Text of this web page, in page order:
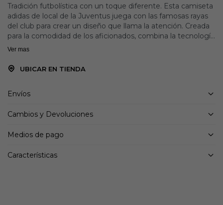
Tradición futbolística con un toque diferente. Esta camiseta
adidas de local de la Juventus juega con las famosas rayas
del club para crear un diseño que llama la atención. Creada
para la comodidad de los aficionados, combina la tecnología
AEROREADY, que controla la humedad, con un suave
rosas del club, un escudo bordado muestra tu afición.
Corte ajustado
Escudo bordado de la Juventus
Ver mas
UBICAR EN TIENDA
Envíos
Cambios y Devoluciones
Medios de pago
Características